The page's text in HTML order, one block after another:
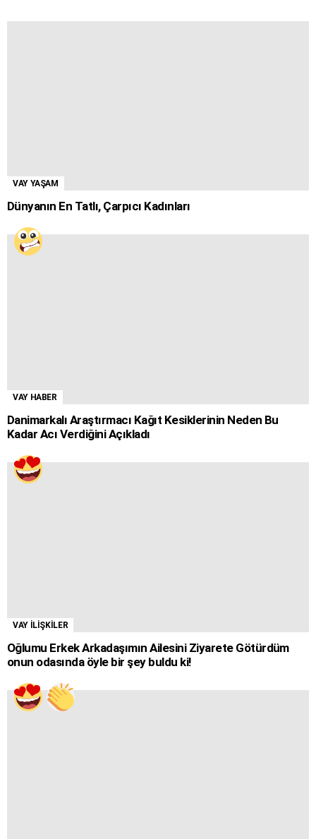
VAY YAŞAM
Dünyanın En Tatlı, Çarpıcı Kadınları
VAY HABER
Danimarkalı Araştırmacı Kağıt Kesiklerinin Neden Bu
Kadar Acı Verdiğini Açıkladı
VAY İLİŞKİLER
Oğlumu Erkek Arkadaşımın Ailesini Ziyarete Götürdüm
onun odasında öyle bir şey buldu ki!